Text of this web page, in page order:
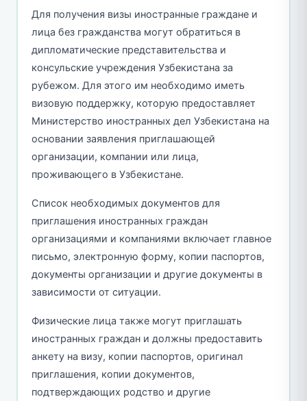
Для получения визы иностранные граждане и
лица без гражданства могут обратиться в
дипломатические представительства и
консульские учреждения Узбекистана за
рубежом. Для этого им необходимо иметь
визовую поддержку, которую предоставляет
Министерство иностранных дел Узбекистана на
основании заявления приглашающей
организации, компании или лица,
проживающего в Узбекистане.
Список необходимых документов для
приглашения иностранных граждан
организациями и компаниями включает главное
письмо, электронную форму, копии паспортов,
документы организации и другие документы в
зависимости от ситуации.
Физические лица также могут приглашать
иностранных граждан и должны предоставить
анкету на визу, копии паспортов, оригинал
приглашения, копии документов,
подтверждающих родство и другие